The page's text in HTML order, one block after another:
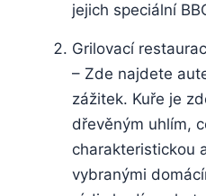
jejich speciální‌
Grilovací
– Zde najdete
zážitek. Kuře je
dřevěným uhlím,
charakteristickou
vybranými